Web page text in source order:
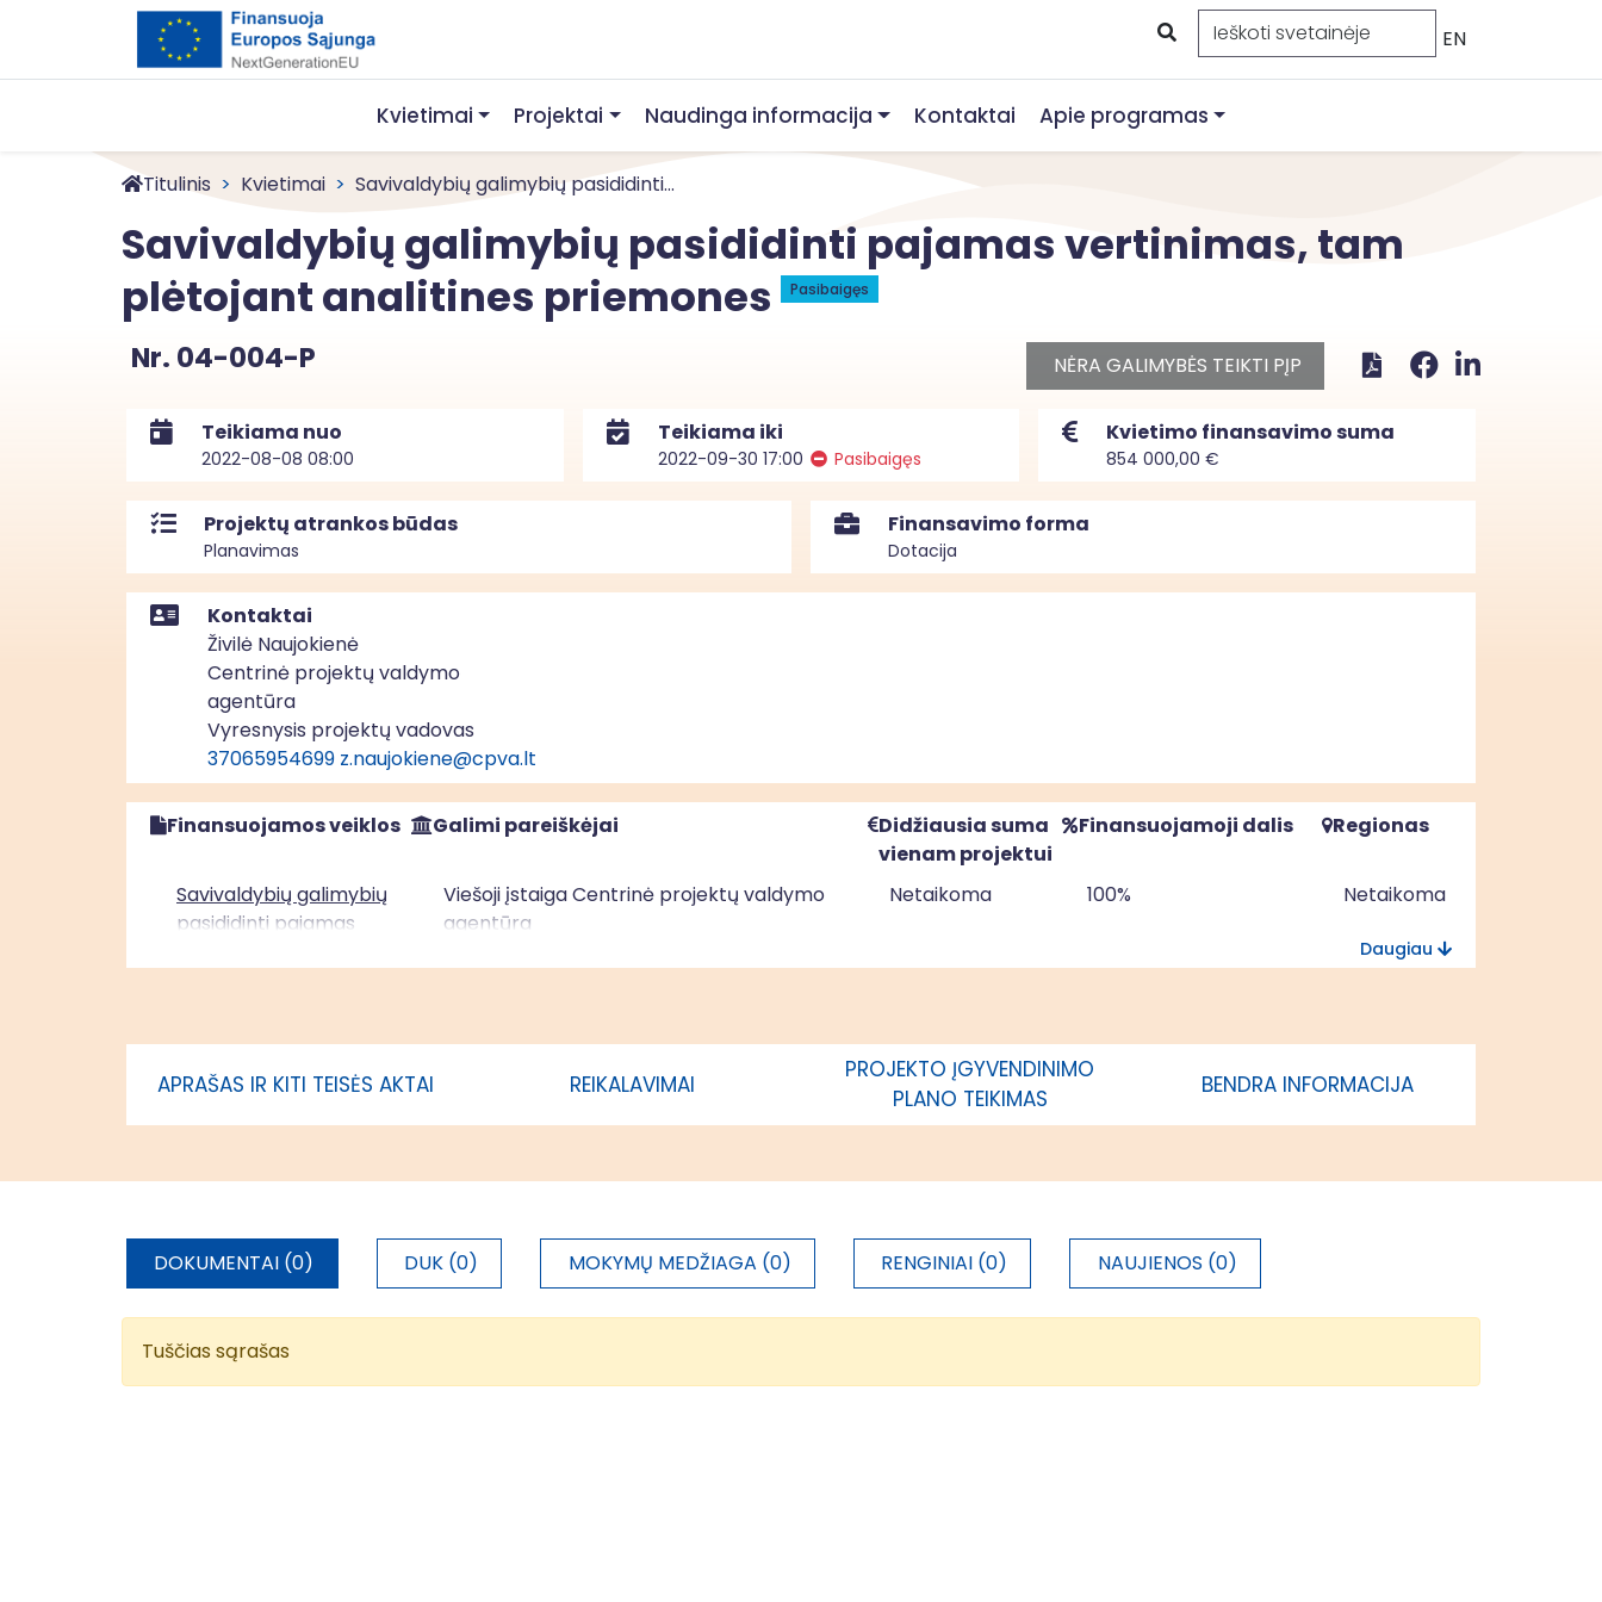
EN
Kvietimai Projektai Naudinga informacija Kontaktai Apie programas
Titulinis Kvietimai Savivaldybių galimybių pasididinti...
Savivaldybių galimybių pasididinti pajamas vertinimas, tam
plėtojant analitines priemones
Pasibaigęs
Nr. 04-004-P NĖRA GALIMYBĖS TEIKTI PĮP
Teikiama nuo
2022-08-08 08:00
Teikiama iki
2022-09-30 17:00 Pasibaigęs
Kvietimo finansavimo suma
854 000,00 €
Projektų atrankos būdas
Planavimas
Finansavimo forma
Dotacija
Kontaktai
Živilė Naujokienė
Centrinė projektų valdymo
agentūra
Vyresnysis projektų vadovas
37065954699 z.naujokiene@cpva.lt
Finansuojamos veiklos Galimi pareiškėjai
Didžiausia suma
vienam projektui
Finansuojamoji dalis Regionas
Savivaldybių galimybių
pasididinti pajamas
rodiklių lyginimo
Viešoji įstaiga Centrinė projektų valdymo
agentūra
Netaikoma 100% Netaikoma
Daugiau
APRAŠAS IR KITI TEISĖS AKTAI REIKALAVIMAI
PROJEKTO ĮGYVENDINIMO
PLANO TEIKIMAS
BENDRA INFORMACIJA
DOKUMENTAI (0) DUK (0) MOKYMŲ MEDŽIAGA (0) RENGINIAI (0) NAUJIENOS (0)
Tuščias sąrašas